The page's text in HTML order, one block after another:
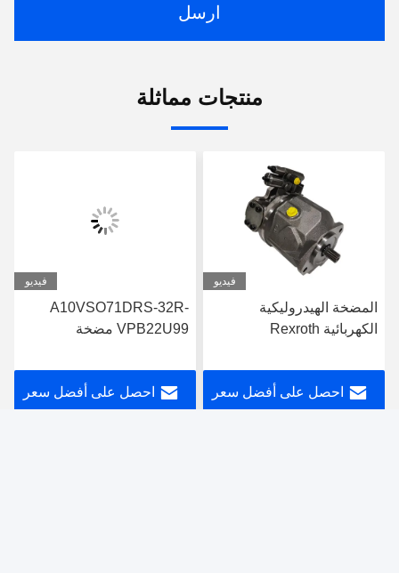
ارسل
منتجات مماثلة
فيديو
المضخة الهيدروليكية
الكهربائية Rexroth
PPA12G30
احصل على أفضل سعر
فيديو
A10VSO71DRS-32R-
VPB22U99 مضخة
التصميم القوي
احصل على أفضل سعر